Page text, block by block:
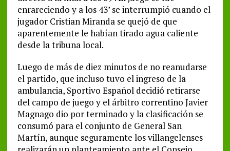
enrareciendo y a los 43’ se interrumpió cuando el
jugador Cristian Miranda se quejó de que
aparentemente le habían tirado agua caliente
desde la tribuna local.
Luego de más de diez minutos de no reanudarse
el partido, que incluso tuvo el ingreso de la
ambulancia, Sportivo Español decidió retirarse
del campo de juego y el árbitro correntino Javier
Magnago dio por terminado y la clasificación se
consumó para el conjunto de General San
Martín, aunque seguramente los villangelenses